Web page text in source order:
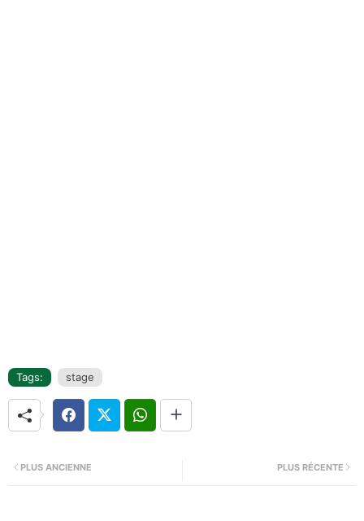
Tags: stage
PLUS RÉCENTE
PLUS ANCIENNE